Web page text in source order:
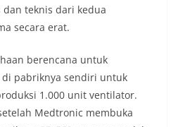
teknis dari kedua
secara erat.
berencana untuk
pabriknya sendiri untuk
1.000 unit ventilator.
Medtronic membuka